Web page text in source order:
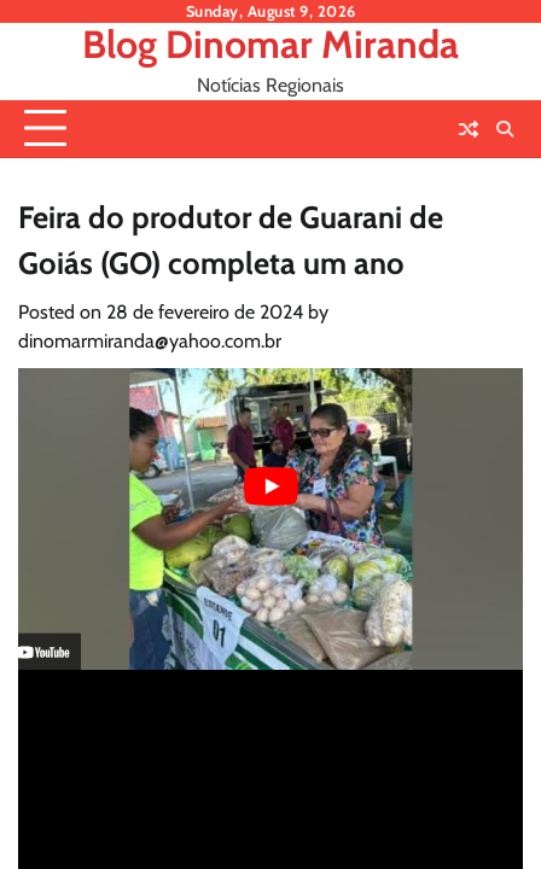
Sunday, August 9, 2026
Blog Dinomar Miranda
Notícias Regionais
Feira do produtor de Guarani de
Goiás (GO) completa um ano
Posted on 28 de fevereiro de 2024 by
dinomarmiranda@yahoo.com.br